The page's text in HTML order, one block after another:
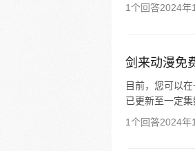
1个回答2024年
剑来动漫免
目前，您可以
已更新至一定
1个回答2024年